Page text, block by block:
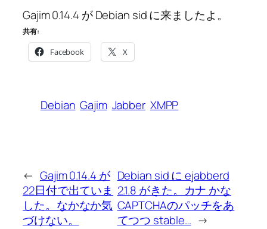
Gajim 0.14.4 が Debian sid に来ましたよ。
共有:
Facebook X
Debian Gajim Jabber XMPP
← Gajim 0.14.4 が
22日付で出ていま
した。なかなか気
づけない。
Debian sid に ejabberd
2.1.8 がきた。カナ かな
CAPTCHAのパッチをあ
てつつ stable… →